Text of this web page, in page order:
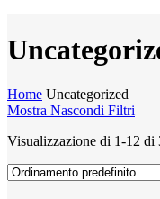
Home Uncategorized
Mostra Nascondi Filtri
Visualizzazione di 1-12 di